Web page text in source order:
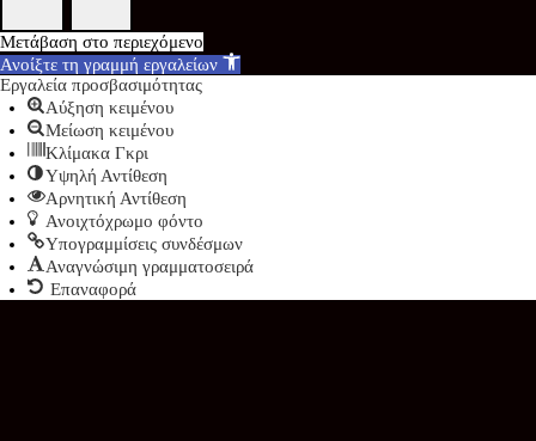
Μετάβαση στο περιεχόμενο
Ανοίξτε τη γραμμή εργαλείων
Εργαλεία προσβασιμότητας
Αύξηση κειμένου
Μείωση κειμένου
Κλίμακα Γκρι
Υψηλή Αντίθεση
Αρνητική Αντίθεση
Ανοιχτόχρωμο φόντο
Υπογραμμίσεις συνδέσμων
Αναγνώσιμη γραμματοσειρά
Επαναφορά